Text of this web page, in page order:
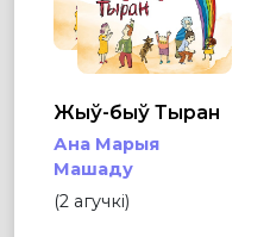
Жыў-быў Тыран
Ана Марыя
Машаду
(2 агучкі)